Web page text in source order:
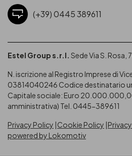
(+39) 0445 389611
Estel Group s.r.l. Sede Via S. Rosa,
N. iscrizione al Registro Imprese di
03814040246 Codice destinatario
Capitale sociale: Euro
amministrativa) Tel. 0445-389611
Privacy Policy Cookie Policy
powered by Lokomotiv